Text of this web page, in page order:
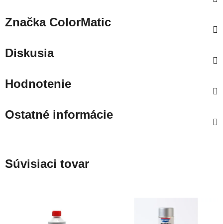
ZnačkaColorMatic
Diskusia
Hodnotenie
Ostatné informácie
Súvisiaci tovar